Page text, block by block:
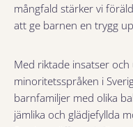
mångfald stärker vi
att ge barnen en trygg
Med riktade insatser
minoritetsspråken i
barnfamiljer med olika
jämlika och glädjefyllda